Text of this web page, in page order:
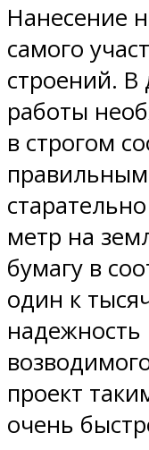
Нанесение
самого
строений. В
работы
в строгом
метр на
бумагу в
один к
надежность
проект
очень